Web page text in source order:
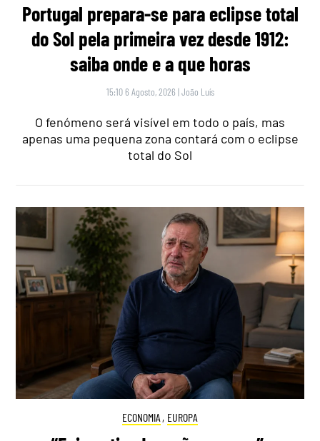
Portugal prepara-se para eclipse total
do Sol pela primeira vez desde 1912:
saiba onde e a que horas
15:10 6 Agosto, 2026 |João Luís
O fenómeno será visível em todo o país, mas
apenas uma pequena zona contará com o eclipse
total do Sol
ECONOMIA , EUROPA